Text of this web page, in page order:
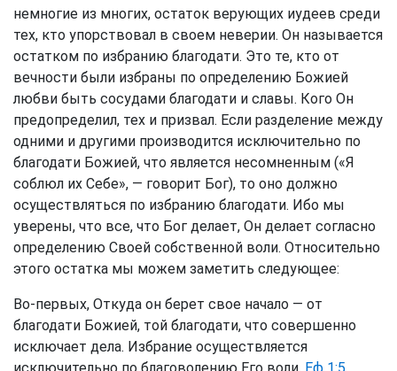
немногие из многих, остаток верующих иудеев среди
тех, кто упорствовал в своем неверии. Он называется
остатком по избранию благодати. Это те, кто от
вечности были избраны по определению Божией
любви быть сосудами благодати и славы. Кого Он
предопределил, тех и призвал. Если разделение между
одними и другими производится исключительно по
благодати Божией, что является несомненным («Я
соблюл их Себе», — говорит Бог), то оно должно
осуществляться по избранию благодати. Ибо мы
уверены, что все, что Бог делает, Он делает согласно
определению Своей собственной воли. Относительно
этого остатка мы можем заметить следующее:
Во-первых, Откуда он берет свое начало — от
благодати Божией, той благодати, что совершенно
исключает дела. Избрание осуществляется